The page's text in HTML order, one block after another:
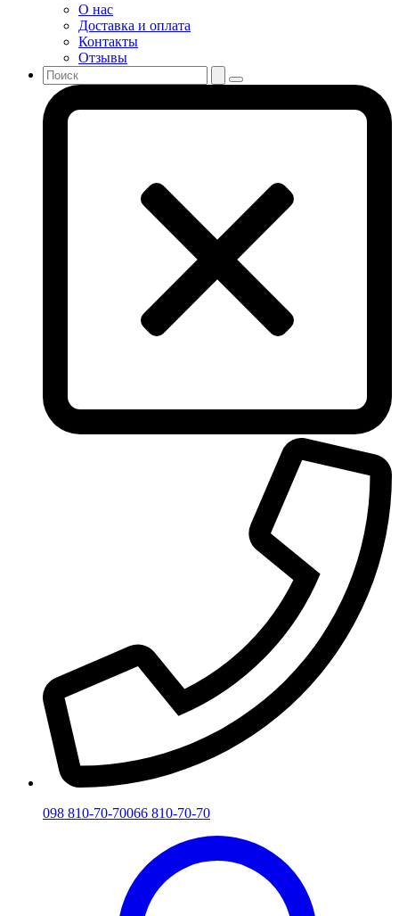
О нас
Доставка и оплата
Контакты
Отзывы
098 810-70-70066 810-70-70